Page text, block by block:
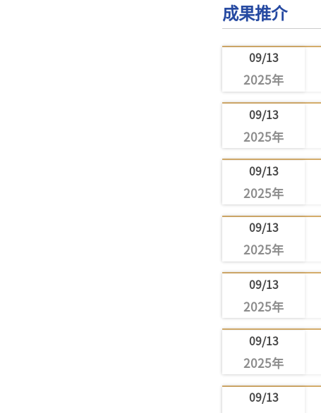
成果推介
09/13
2025年
09/13
2025年
09/13
2025年
09/13
2025年
09/13
2025年
09/13
2025年
09/13